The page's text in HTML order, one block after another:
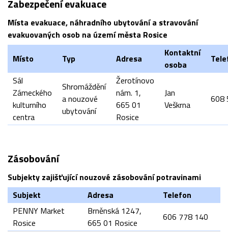
Zabezpečení evakuace
Místa evakuace, náhradního ubytování a stravování
evakuovaných osob na území města Rosice
Místo
Typ Adresa
Kontaktní
osoba
Sál
Zámeckého
kulturního
centra
Shromáždění
a nouzové
ubytování
Žerotínovo
nám. 1,
665 01
Rosice
Jan
Veškrna
608
Zásobování
Subjekty zajišťující nouzové zásobování potravinami
Subjekt
Adresa
Telefon
PENNY Market
Rosice
Brněnská 1247,
665 01 Rosice
606 778 140